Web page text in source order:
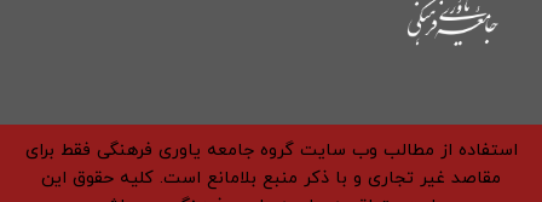
استفاده از مطالب وب سایت گروه جامعه یاوری فرهنگی فقط برای
مقاصد غیر تجاری و با ذکر منبع بلامانع است. کلیه حقوق این